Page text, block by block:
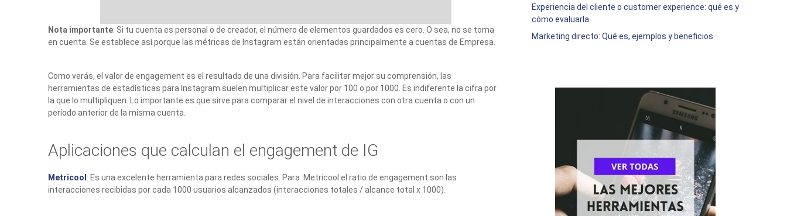
Nota importante: Si tu cuenta es personal o de creador, el número de elementos guardados es cero. O sea, no se toma
en cuenta. Se establece así porque las métricas de Instagram están orientadas principalmente a cuentas de Empresa.
Como verás, el valor de engagement es el resultado de una división. Para facilitar mejor su comprensión, las
herramientas de estadísticas para Instagram suelen multiplicar este valor por 100 o por 1000. Es indiferente la cifra por
la que lo multipliquen. Lo importante es que sirve para comparar el nivel de interacciones con otra cuenta o con un
período anterior de la misma cuenta.
Aplicaciones que calculan el engagement de IG
Metricool : Es una excelente herramienta para redes sociales. Para Metricool el ratio de engagement son las
interacciones recibidas por cada 1000 usuarios alcanzados (interacciones totales / alcance total x 1000).
Experiencia del cliente o customer experience: qué es y
cómo evaluarla
Marketing directo: Qué es, ejemplos y beneficios